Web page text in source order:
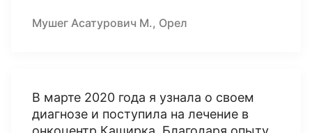
Мушег Асатурович М., Орел
В марте 2020 года я узнала о своем
диагнозе и поступила на лечение в